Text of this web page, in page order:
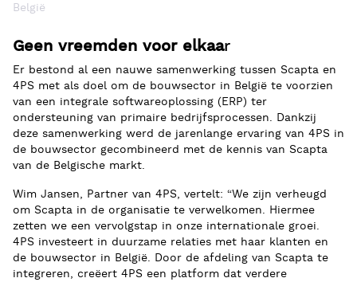
België
Geen vreemden voor elkaar
Er bestond al een nauwe samenwerking tussen Scapta en
4PS met als doel om de bouwsector in België te voorzien
van een integrale softwareoplossing (ERP) ter
ondersteuning van primaire bedrijfsprocessen. Dankzij
deze samenwerking werd de jarenlange ervaring van 4PS in
de bouwsector gecombineerd met de kennis van Scapta
van de Belgische markt.
Wim Jansen, Partner van 4PS, vertelt: “We zijn verheugd
om Scapta in de organisatie te verwelkomen. Hiermee
zetten we een vervolgstap in onze internationale groei.
4PS investeert in duurzame relaties met haar klanten en
de bouwsector in België. Door de afdeling van Scapta te
integreren, creëert 4PS een platform dat verdere